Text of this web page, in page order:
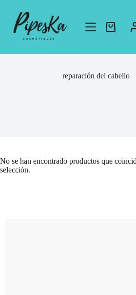
reparación del cabello
No se han encontrado productos que
selección.